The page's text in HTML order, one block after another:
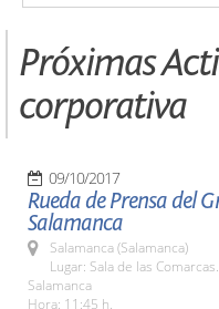
Próximas
corporativa
09/10/2017
Rueda de Prensa del
Salamanca
Salamanca (Salamanca)
Lugar: Sala de las
Salamanca
Hora: 11:45 h.